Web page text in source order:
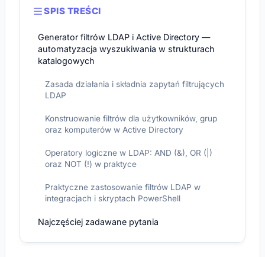
SPIS TREŚCI
Generator filtrów LDAP i Active Directory —
automatyzacja wyszukiwania w strukturach
katalogowych
Zasada działania i składnia zapytań filtrujących
LDAP
Konstruowanie filtrów dla użytkowników, grup
oraz komputerów w Active Directory
Operatory logiczne w LDAP: AND (&), OR (|)
oraz NOT (!) w praktyce
Praktyczne zastosowanie filtrów LDAP w
integracjach i skryptach PowerShell
Najczęściej zadawane pytania